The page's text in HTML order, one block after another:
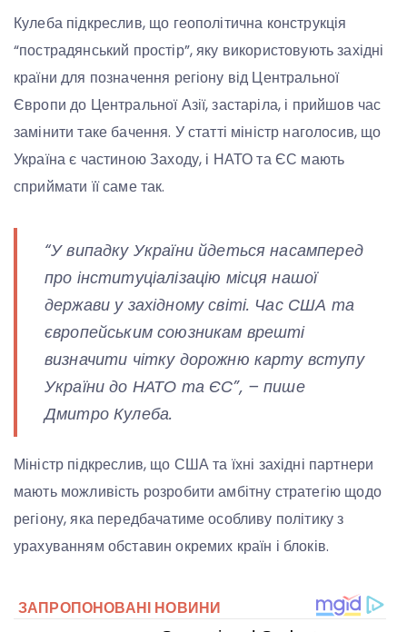
Кулеба підкреслив, що геополітична конструкція
“пострадянський простір”, яку використовують західні
країни для позначення регіону від Центральної
Європи до Центральної Азії, застаріла, і прийшов час
замінити таке бачення. У статті міністр наголосив, що
Україна є частиною Заходу, і НАТО та ЄС мають
сприймати її саме так.
“У випадку України йдеться насамперед
про інституціалізацію місця нашої
держави у західному світі. Час США та
європейським союзникам врешті
визначити чітку дорожню карту вступу
України до НАТО та ЄС”, – пише
Дмитро Кулеба.
Міністр підкреслив, що США та їхні західні партнери
мають можливість розробити амбітну стратегію щодо
регіону, яка передбачатиме особливу політику з
урахуванням обставин окремих країн і блоків.